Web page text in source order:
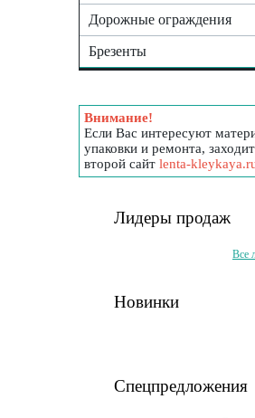
Дорожные ограждения
Брезенты
Внимание!
Если Вас интересуют
упаковки и ремонта,
второй сайт lenta-
Лидеры продаж
Все
Новинки
Спецпредложения